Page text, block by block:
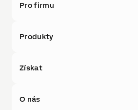
Pro firmu
Produkty
Získat
O nás